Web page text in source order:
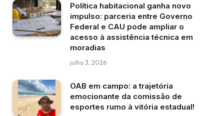
Política habitacional ganha novo
impulso: parceria entre Governo
Federal e CAU pode ampliar o
acesso à assistência técnica em
moradias
julho 3, 2026
OAB em campo: a trajetória
emocionante da comissão de
esportes rumo à vitória estadual!